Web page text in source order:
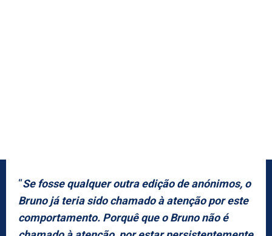
“Se fosse qualquer outra edição de anónimos, o
Bruno já teria sido chamado à atenção por este
comportamento. Porquê que o Bruno não é